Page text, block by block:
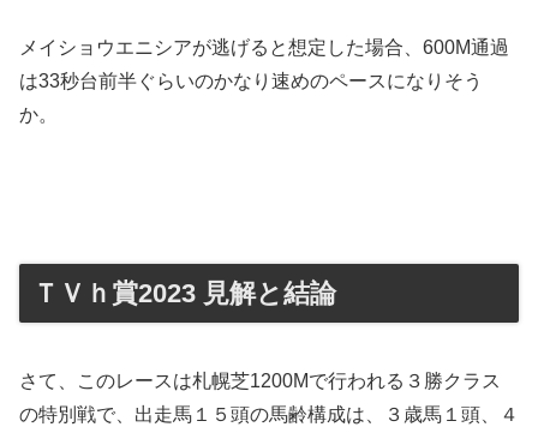
メイショウエニシアが逃げると想定した場合、600M通過
は33秒台前半ぐらいのかなり速めのペースになりそう
か。
ＴＶｈ賞2023 見解と結論
さて、このレースは札幌芝1200Mで行われる３勝クラス
の特別戦で、出走馬１５頭の馬齢構成は、３歳馬１頭、４